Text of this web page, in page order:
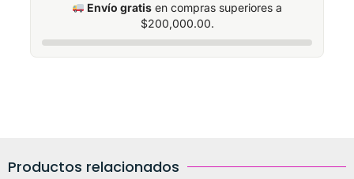
Envío gratis en compras superiores a
$200,000.00.
Productos relacionados